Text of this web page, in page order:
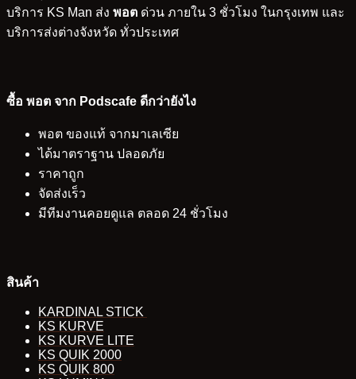
บริการ KS Man ส่ง พอต ด่วน ภายใน 3 ชั่วโมง ในกรุงเทพ และ
บริการส่งต่างจังหวัด ทั่วประเทศ
ซื้อ พอต จาก Podscafe ดีกว่ายังไง
พอต ของแท้ จากมาเลเซีย
ได้มาตราฐาน ปลอดภัย
ราคาถูก
จัดส่งเร็ว
มีทีมงานคอยดูแล ตลอด 24 ชั่วโมง
สินค้า
KARDINAL STICK
KS KURVE
KS KURVE LITE
KS QUIK 2000
KS QUIK 800